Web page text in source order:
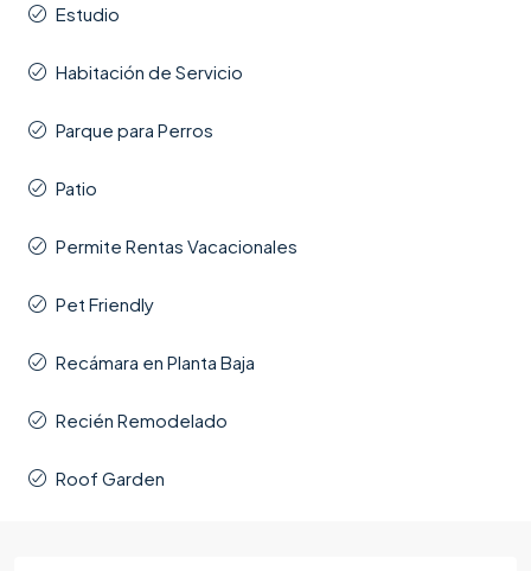
Estudio
Habitación de Servicio
Parque para Perros
Patio
Permite Rentas Vacacionales
Pet Friendly
Recámara en Planta Baja
Recién Remodelado
Roof Garden